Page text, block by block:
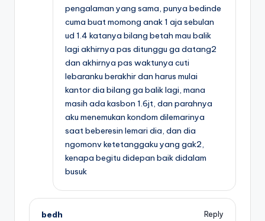
pengalaman yang sama, punya bedinde
cuma buat momong anak 1 aja sebulan
ud 1.4 katanya bilang betah mau balik
lagi akhirnya pas ditunggu ga datang2
dan akhirnya pas waktunya cuti
lebaranku berakhir dan harus mulai
kantor dia bilang ga balik lagi, mana
masih ada kasbon 1.6jt, dan parahnya
aku menemukan kondom dilemarinya
saat beberesin lemari dia, dan dia
ngomonv ketetanggaku yang gak2,
kenapa begitu didepan baik didalam
busuk
bedh
Reply